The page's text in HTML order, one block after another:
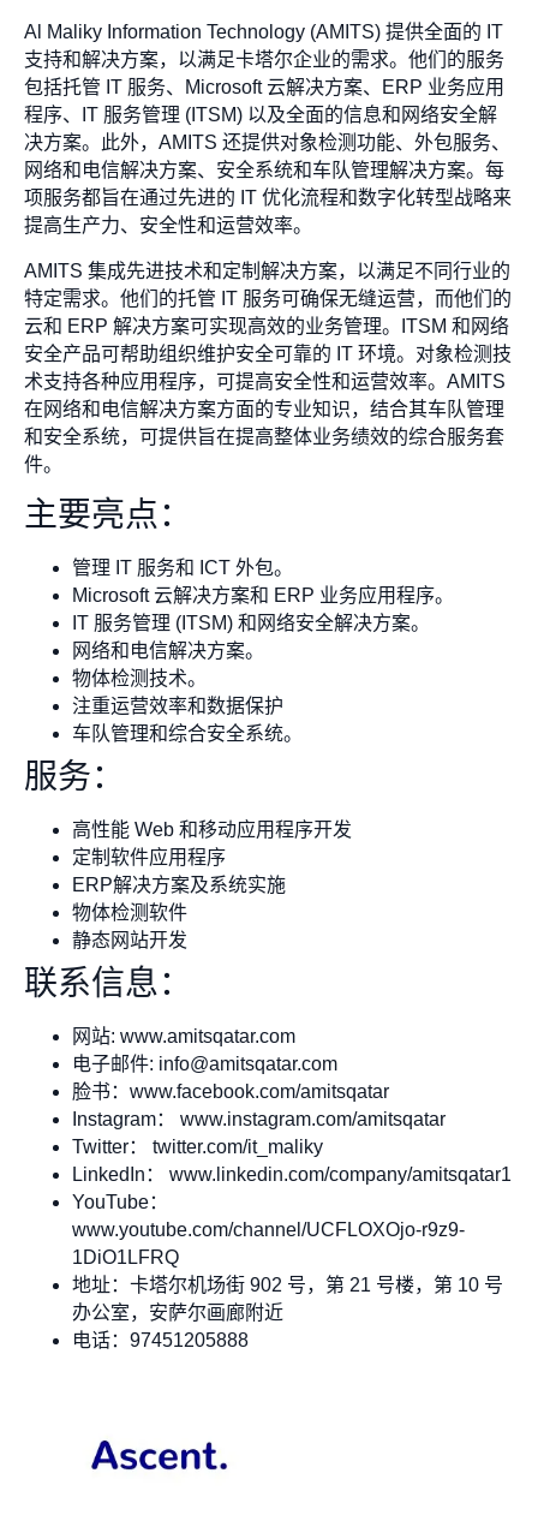
Al Maliky Information Technology (AMITS) 提供全面的 IT
支持和解决方案，以满足卡塔尔企业的需求。他们的服务
包括托管 IT 服务、Microsoft 云解决方案、ERP 业务应用
程序、IT 服务管理 (ITSM) 以及全面的信息和网络安全解
决方案。此外，AMITS 还提供对象检测功能、外包服务、
网络和电信解决方案、安全系统和车队管理解决方案。每
项服务都旨在通过先进的 IT 优化流程和数字化转型战略来
提高生产力、安全性和运营效率。
AMITS 集成先进技术和定制解决方案，以满足不同行业的
特定需求。他们的托管 IT 服务可确保无缝运营，而他们的
云和 ERP 解决方案可实现高效的业务管理。ITSM 和网络
安全产品可帮助组织维护安全可靠的 IT 环境。对象检测技
术支持各种应用程序，可提高安全性和运营效率。AMITS
在网络和电信解决方案方面的专业知识，结合其车队管理
和安全系统，可提供旨在提高整体业务绩效的综合服务套
件。
主要亮点：
管理 IT 服务和 ICT 外包。
Microsoft 云解决方案和 ERP 业务应用程序。
IT 服务管理 (ITSM) 和网络安全解决方案。
网络和电信解决方案。
物体检测技术。
注重运营效率和数据保护
车队管理和综合安全系统。
服务：
高性能 Web 和移动应用程序开发
定制软件应用程序
ERP解决方案及系统实施
物体检测软件
静态网站开发
联系信息：
网站: www.amitsqatar.com
电子邮件: info@amitsqatar.com
脸书：www.facebook.com/amitsqatar
Instagram： www.instagram.com/amitsqatar
Twitter： twitter.com/it_maliky
LinkedIn： www.linkedin.com/company/amitsqatar1
YouTube：
www.youtube.com/channel/UCFLOXOjo-r9z9-
1DiO1LFRQ
地址：卡塔尔机场街 902 号，第 21 号楼，第 10 号
办公室，安萨尔画廊附近
电话：97451205888